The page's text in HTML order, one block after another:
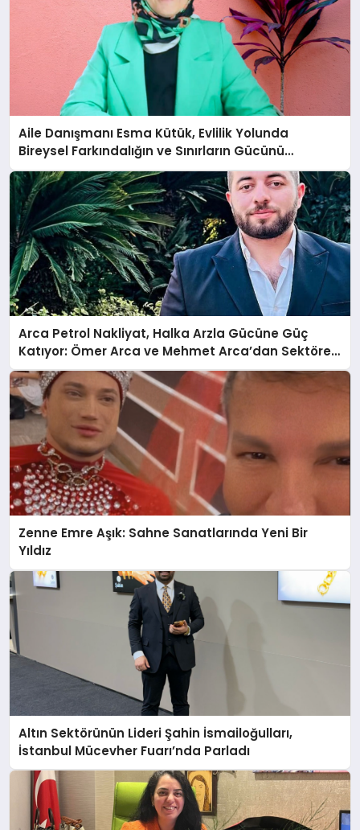
Aile Danışmanı Esma Kütük, Evlilik Yolunda
Bireysel Farkındalığın ve Sınırların Gücünü
Anlatıyor
Arca Petrol Nakliyat, Halka Arzla Gücüne Güç
Katıyor: Ömer Arca ve Mehmet Arca’dan Sektöre
Güçlü Yatırım
Zenne Emre Aşık: Sahne Sanatlarında Yeni Bir
Yıldız
Altın Sektörünün Lideri Şahin İsmailoğulları,
İstanbul Mücevher Fuarı’nda Parladı ￼